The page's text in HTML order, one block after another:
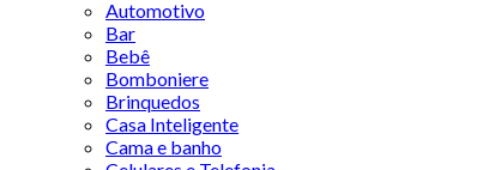
Automotivo
Bar
Bebê
Bomboniere
Brinquedos
Casa Inteligente
Cama e banho